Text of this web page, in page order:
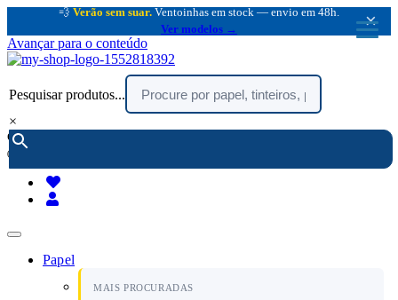
💨 Verão sem suar. Ventoinhas em stock — envio em 48h.
Ver modelos →
×
Avançar para o conteúdo
Pesquisar produtos...
×
encomendar por telefone :
(chamada rede fixa nacional)
Papel
MAIS PROCURADAS